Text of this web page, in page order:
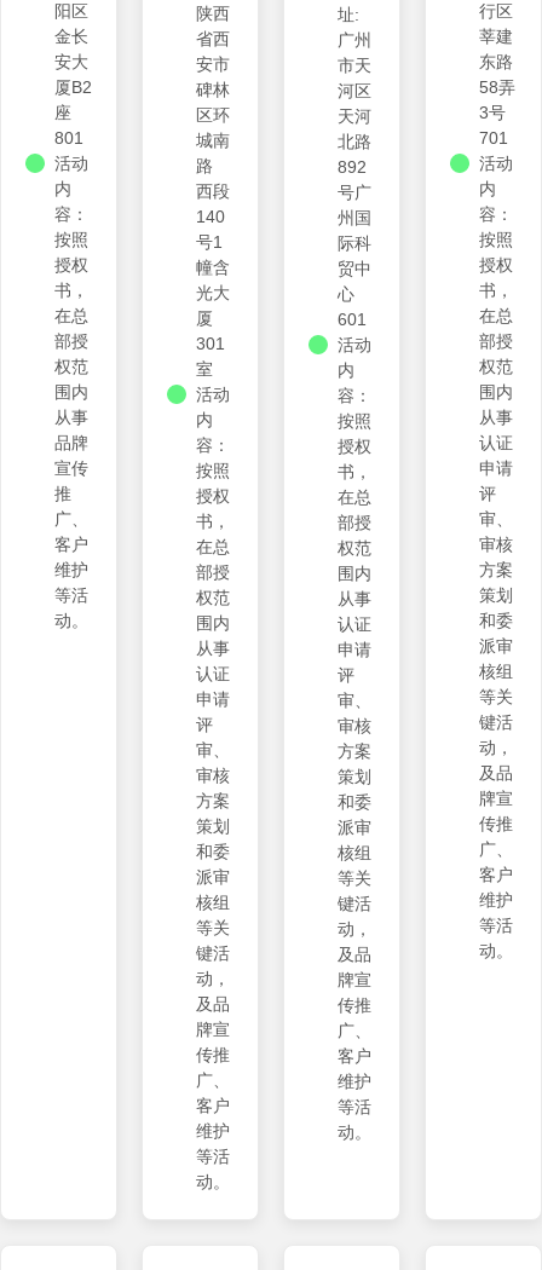
阳区
金长
安大
厦B2
座
801
活动
内
容：
按照
授权
书，
在总
部授
权范
围内
从事
品牌
宣传
推
广、
客户
维护
等活
动。
陕西
省西
安市
碑林
区环
城南
路
西段
140
号1
幢含
光大
厦
301
室
活动
内
容：
按照
授权
书，
在总
部授
权范
围内
从事
认证
申请
评
审、
审核
方案
策划
和委
派审
核组
等关
键活
动，
及品
牌宣
传推
广、
客户
维护
等活
动。
址:
广州
市天
河区
天河
北路
892
号广
州国
际科
贸中
心
601
活动
内
容：
按照
授权
书，
在总
部授
权范
围内
从事
认证
申请
评
审、
审核
方案
策划
和委
派审
核组
等关
键活
动，
及品
牌宣
传推
广、
客户
维护
等活
动。
行区
莘建
东路
58弄
3号
701
活动
内
容：
按照
授权
书，
在总
部授
权范
围内
从事
认证
申请
评
审、
审核
方案
策划
和委
派审
核组
等关
键活
动，
及品
牌宣
传推
广、
客户
维护
等活
动。